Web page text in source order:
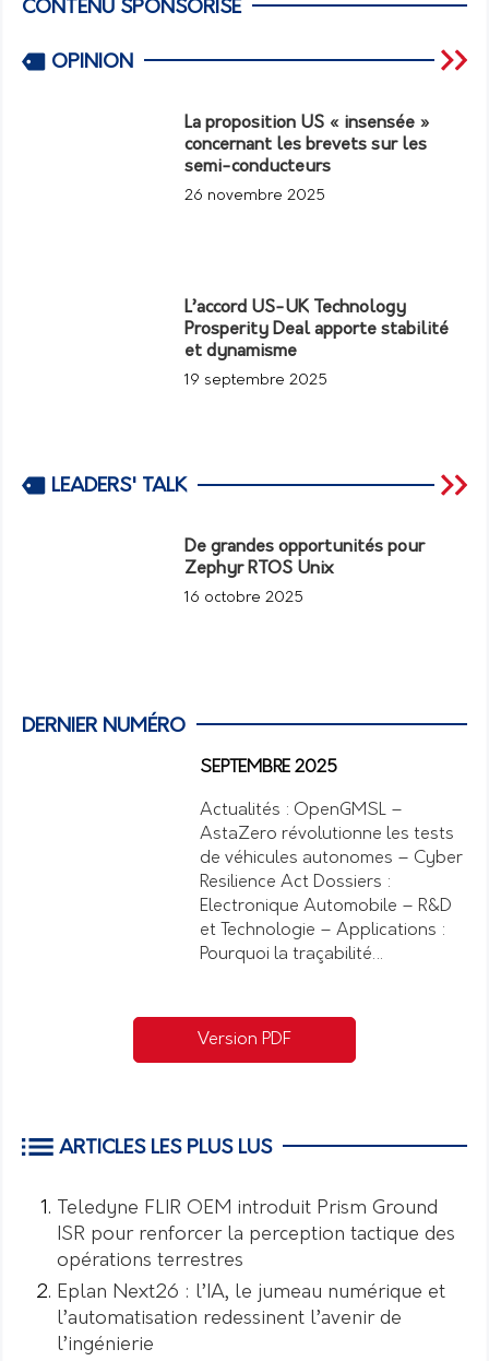
CONTENU SPONSORISÉ
OPINION
La proposition US « insensée »
concernant les brevets sur les
semi-conducteurs
26 novembre 2025
L’accord US-UK Technology
Prosperity Deal apporte stabilité
et dynamisme
19 septembre 2025
LEADERS' TALK
De grandes opportunités pour
Zephyr RTOS Unix
16 octobre 2025
DERNIER NUMÉRO
SEPTEMBRE 2025
Actualités : OpenGMSL –
AstaZero révolutionne les tests
de véhicules autonomes – Cyber
Resilience Act Dossiers :
Electronique Automobile – R&D
et Technologie – Applications :
Pourquoi la traçabilité…
Version PDF
ARTICLES LES PLUS LUS
Teledyne FLIR OEM introduit Prism Ground
ISR pour renforcer la perception tactique des
opérations terrestres
Eplan Next26 : l’IA, le jumeau numérique et
l’automatisation redessinent l’avenir de
l’ingénierie